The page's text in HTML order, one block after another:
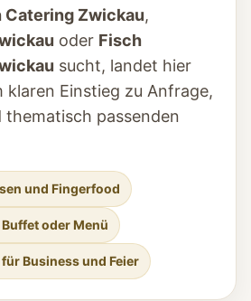
Catering Zwickau,
oder Fisch
sucht, landet hier
klaren Einstieg zu Anfrage,
thematisch passenden
und Fingerfood
oder Menü
Business und Feier